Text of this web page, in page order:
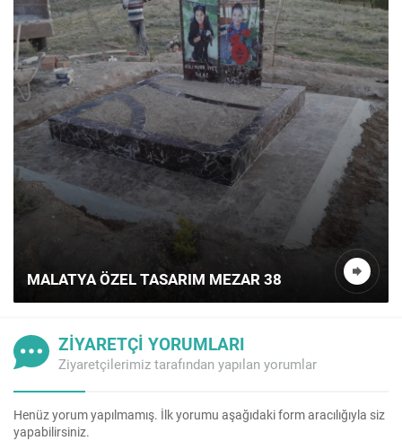
MALATYA ÖZEL TASARIM MEZAR 38
ZİYARETÇİ YORUMLARI
Ziyaretçilerimiz tarafından yapılan yorumlar
Henüz yorum yapılmamış. İlk yorumu aşağıdaki form aracılığıyla siz
yapabilirsiniz.